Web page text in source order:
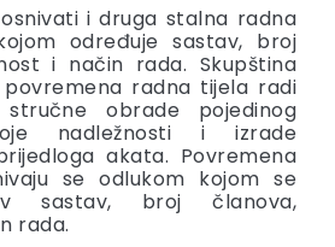
i druga stalna radna
određuje sastav, broj
i način rada. Skupština
radna tijela radi
obrade pojedinog
nadležnosti i izrade
akata. Povremena
se odlukom kojom se
sastav, broj članova,
rada.